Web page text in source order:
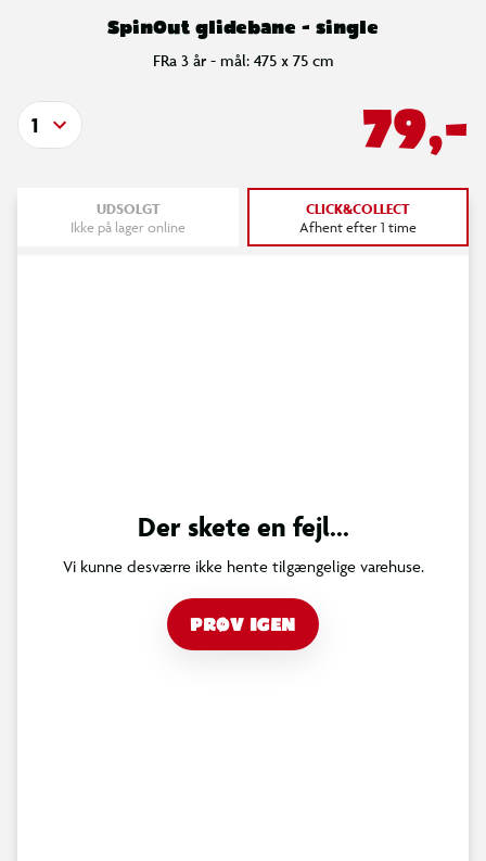
SpinOut glidebane - single
FRa 3 år - mål: 475 x 75 cm
79,-
1
UDSOLGT
Ikke på lager online
CLICK&COLLECT
Afhent efter 1 time
Der skete en fejl...
Vi kunne desværre ikke hente tilgængelige varehuse.
PRØV IGEN